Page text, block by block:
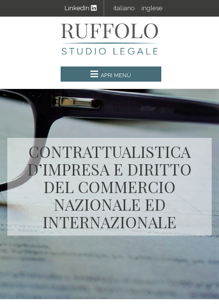
LinkedIn italiano inglese
CONTRATTUALISTICA
D’IMPRESA E DIRITTO
DEL COMMERCIO
NAZIONALE ED
INTERNAZIONALE